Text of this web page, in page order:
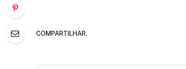
COMPARTILHAR.